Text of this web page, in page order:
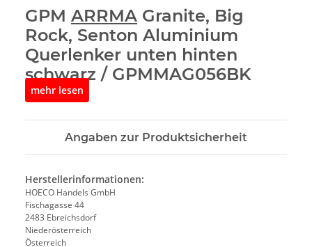
GPM ARRMA Granite, Big
Rock, Senton Aluminium
Querlenker unten hinten
schwarz / GPMMAG056BK
RC Modellbau Zubehör
Querlenker unten hinten schwarz / GPMMAG056BK
erhältst du ein hochwertiges Produkt für dein RC-Modell.
unterstützt dich dabei, dein Modell zuverlässig zu betreiben
und zu optimieren.
Geeignet für verschiedene RC-Anwendungen je
nach Ausführung
mehr lesen
Angaben zur Produktsicherheit
Herstellerinformationen:
HOECO Handels GmbH
Fischagasse 44
2483 Ebreichsdorf
Niederösterreich
Österreich